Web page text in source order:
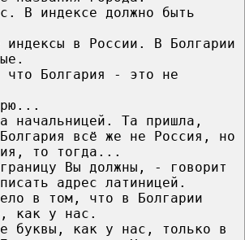
В индексе должно быть
индексы в России. В Болгарии
Болгария - это не
начальницей. Та пришла,
всё же не Россия, но
то тогда...
Вы должны, - говорит
адрес латиницей.
в том, что в Болгарии
как у нас.
буквы, как у нас, только в